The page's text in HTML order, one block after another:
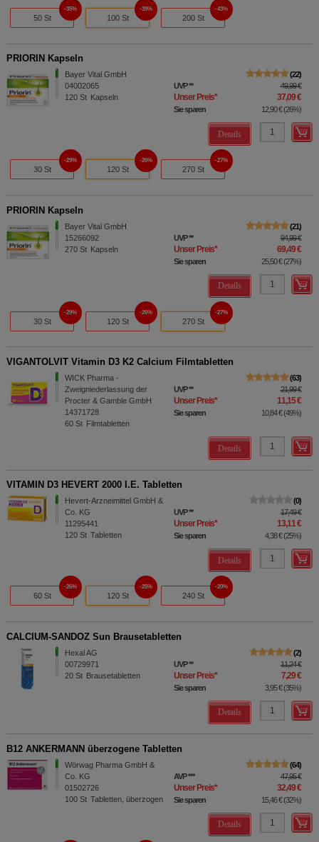
50 St
35%
100 St
39%
200 St
43%
PRIORIN Kapseln
Bayer Vital GmbH
04002065
120 St Kapseln
22
UVP** 49,99 €
Unser Preis* 37,09 €
Sie sparen 12,90 €(26%)
Details
30 St
29%
120 St
26%
270 St
27%
PRIORIN Kapseln
Bayer Vital GmbH
15266092
270 St Kapseln
21
UVP** 94,99 €
Unser Preis* 69,49 €
Sie sparen 25,50 €(27%)
Details
30 St
29%
120 St
26%
270 St
27%
VIGANTOLVIT Vitamin D3 K2 Calcium Filmtabletten
WICK Pharma -
Zweigniederlassung der
Procter & Gamble GmbH
14371728
60 St Filmtabletten
63
UVP** 21,99 €
Unser Preis* 11,15 €
Sie sparen 10,84 €(49%)
Details
VITAMIN D3 HEVERT 2000 I.E. Tabletten
Hevert-Arzneimittel GmbH &
Co. KG
11295441
120 St Tabletten
0
UVP** 17,49 €
Unser Preis* 13,11 €
Sie sparen 4,38 €(25%)
Details
60 St
26%
120 St
25%
240 St
20%
CALCIUM-SANDOZ Sun Brausetabletten
Hexal AG
00729971
20 St Brausetabletten
2
UVP** 11,24 €
Unser Preis* 7,29 €
Sie sparen 3,95 €(35%)
Details
B12 ANKERMANN überzogene Tabletten
Wörwag Pharma GmbH &
Co. KG
01502726
100 St Tabletten, überzogen
64
AVP*** 47,95 €
Unser Preis* 32,49 €
Sie sparen 15,46 €(32%)
Details